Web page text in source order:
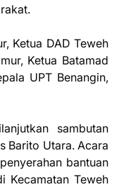
Ketua DAD Teweh
Ketua Batamad
UPT Benangin,
sambutan
Barito Utara. Acara
bantuan
Kecamatan Teweh